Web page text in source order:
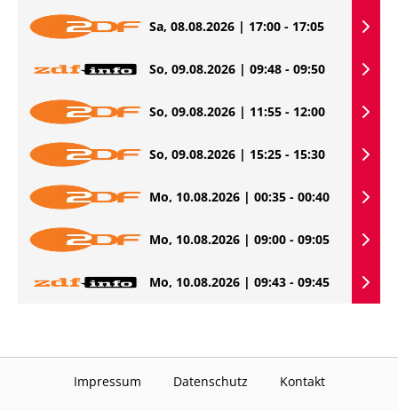
Sa, 08.08.2026 | 17:00 - 17:05
So, 09.08.2026 | 09:48 - 09:50
So, 09.08.2026 | 11:55 - 12:00
So, 09.08.2026 | 15:25 - 15:30
Mo, 10.08.2026 | 00:35 - 00:40
Mo, 10.08.2026 | 09:00 - 09:05
Mo, 10.08.2026 | 09:43 - 09:45
Impressum Datenschutz Kontakt